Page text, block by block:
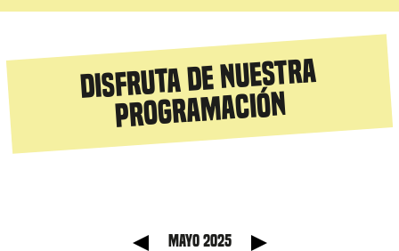
Disfruta de nuestra
programación
mayo 2025